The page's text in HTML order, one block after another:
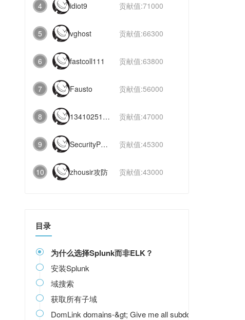
4 idiot9 贡献值:71000
5 vghost 贡献值:66300
6 fastcoll111 贡献值:63800
7 Fausto 贡献值:56000
8 1341025112991831 贡献值:47000
9 SecurityPaper 贡献值:45300
10 zhousir攻防 贡献值:43000
目录
 为什么选择Splunk而非ELK？
 安装Splunk
 域搜索
 获取所有子域
 DomLink domains-&gt; Give me all subdomains